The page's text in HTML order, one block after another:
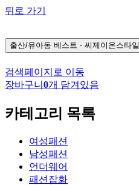
뒤로 가기
출산/유아동 베스트 - 씨제이온스타일
검색페이지로 이동
장바구니 0개 담겨있음
카테고리 목록
여성패션
남성패션
언더웨어
패션잡화